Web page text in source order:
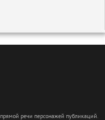
речи персонажей публикаций.